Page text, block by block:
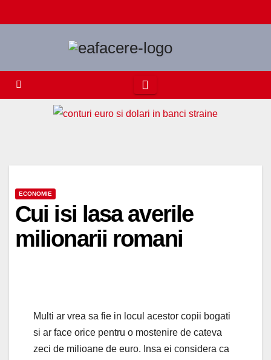
to
ECONOMIE
Cui isi lasa averile
milionarii romani
Multi ar vrea sa fie in locul acestor copii bogati
si ar face orice pentru o mostenire de cateva
zeci de milioane de euro. Insa ei considera ca